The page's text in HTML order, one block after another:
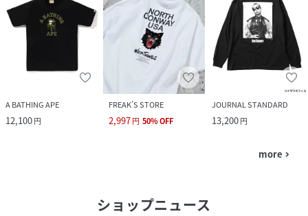
A BATHING APE
12,100円
FREAK’S STORE
2,997円 50%OFF
JOURNAL STANDARD
13,200円
more navigate_next
ショップニュース